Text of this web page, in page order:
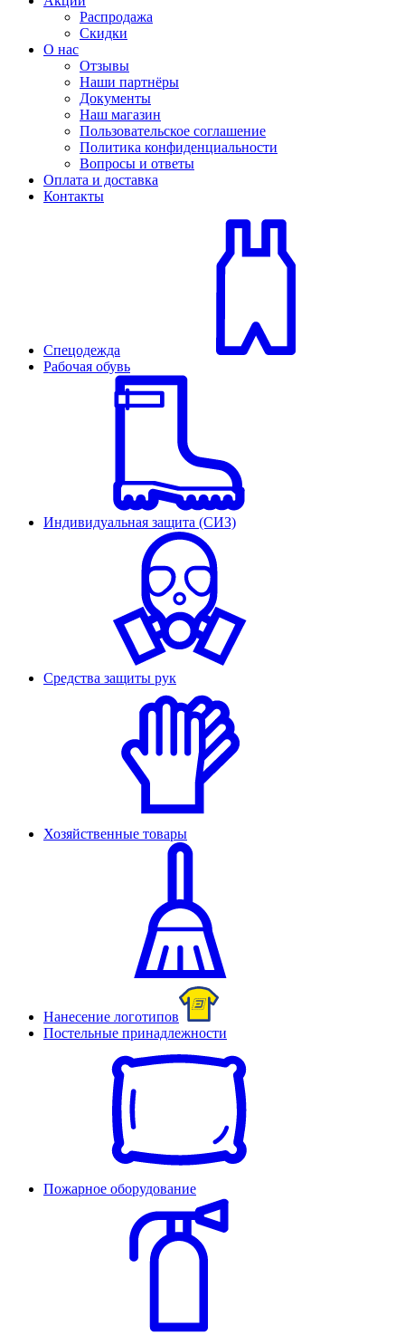
Распродажа
Скидки
О нас
Отзывы
Наши партнёры
Документы
Наш магазин
Пользовательское соглашение
Политика конфиденциальности
Вопросы и ответы
Оплата и доставка
Контакты
Спецодежда
Рабочая обувь
Индивидуальная защита (СИЗ)
Средства защиты рук
Хозяйственные товары
Нанесение логотипов
Постельные принадлежности
Пожарное оборудование